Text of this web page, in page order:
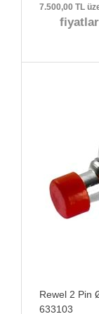
7.500,00 TL
Rewel 2 Pin
633103